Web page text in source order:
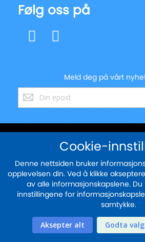
Følg oss på
Meld deg på vårt
Registrer
deg
vårt
nyhetsbrev:
© 2025 -
Cookie-
Denne nettsiden bruker
opplevelsen din. Ved å klikke
av alle informasjonskapslene.
innstillingene for
samtykke.
Aksepter alt Godta valg